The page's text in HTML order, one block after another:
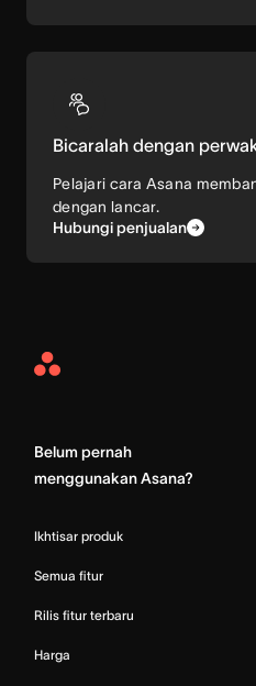
Bicaralah dengan
Pelajari cara Asana
dengan lancar.
Hubungi penjualan
Asana
Belum pernah
menggunakan Asana?
Ikhtisar produk
Semua fitur
Rilis fitur terbaru
Harga